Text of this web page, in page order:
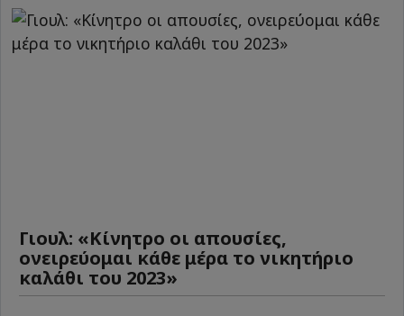
Γιουλ: «Κίνητρο οι απουσίες,
ονειρεύομαι κάθε μέρα το νικητήριο
καλάθι του 2023»